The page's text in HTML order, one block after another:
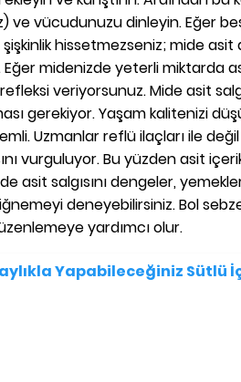
ve vücudunuzu dinleyin. Eğer
hissetmezseniz; mide asit
midenizde yeterli miktarda
veriyorsunuz. Mide asit
gerekiyor. Yaşam kalitenizi
Uzmanlar reflü ilaçları ile
vurguluyor. Bu yüzden asit
asit salgısını dengeler,
deneyebilirsiniz. Bol
yardımcı olur.
Yapabileceğiniz Sütlü